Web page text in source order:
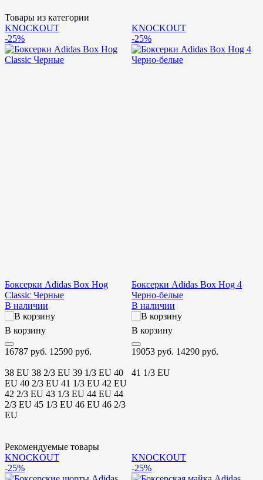
Товары из категории
KNOCKOUT
-25%
Боксерки Adidas Box Hog
Classic Черные
В наличии
В корзину
16787 руб. 12590 руб.
38 EU 38 2/3 EU 39 1/3 EU 40
EU 40 2/3 EU 41 1/3 EU 42 EU
42 2/3 EU 43 1/3 EU 44 EU 44
2/3 EU 45 1/3 EU 46 EU 46 2/3
EU
KNOCKOUT
-25%
Боксерки Adidas Box Hog 4
Черно-белые
В наличии
В корзину
19053 руб. 14290 руб.
41 1/3 EU
Рекомендуемые товары
KNOCKOUT
-25%
KNOCKOUT
-25%